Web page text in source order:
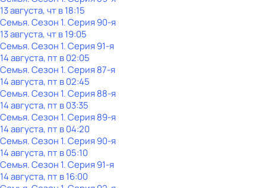
13 августа, чт в 18:15
Семья. Сезон 1. Серия 90-я
13 августа, чт в 19:05
Семья. Сезон 1. Серия 91-я
14 августа, пт в 02:05
Семья. Сезон 1. Серия 87-я
14 августа, пт в 02:45
Семья. Сезон 1. Серия 88-я
14 августа, пт в 03:35
Семья. Сезон 1. Серия 89-я
14 августа, пт в 04:20
Семья. Сезон 1. Серия 90-я
14 августа, пт в 05:10
Семья. Сезон 1. Серия 91-я
14 августа, пт в 16:00